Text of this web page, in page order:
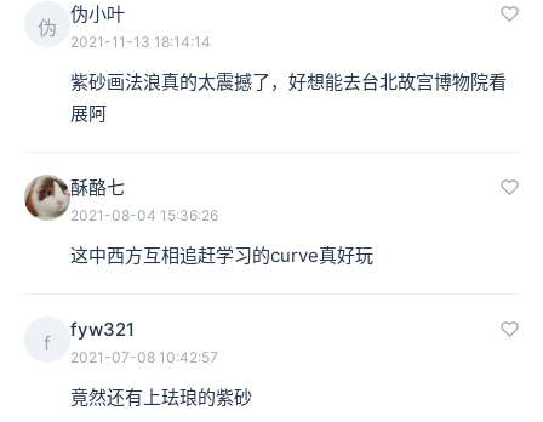
台北故宫博物院在2011年举办过过一场“康熙大帝与太阳
王路易十四”特展，在当时堪称博物馆策展之中十分新颖的
题材。
惯的中国色：天青、牙白、淡米色、霁红色、雾黑色，被
更多彩度亮度眩目灿烂的桃粉色、蓝紫色、不同色调的各
种绿色抢走了风头；尤其是器物上大量出现西洋仕女、洛
伪
伪小叶
2021-11-13 18:14:14
紫砂画法浪真的太震撼了，好想能去台北故宫博物院看
展阿
酥酪七
2021-08-04 15:36:26
这中西方互相追赶学习的curve真好玩
f
fyw321
2021-07-08 10:42:57
竟然还有上珐琅的紫砂